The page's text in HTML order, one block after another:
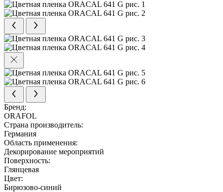
Бренд:
ORAFOL
Страна производитель:
Германия
Область применения:
Декорирование мероприятий
Поверхность:
Глянцевая
Цвет:
Бирюзово-синий